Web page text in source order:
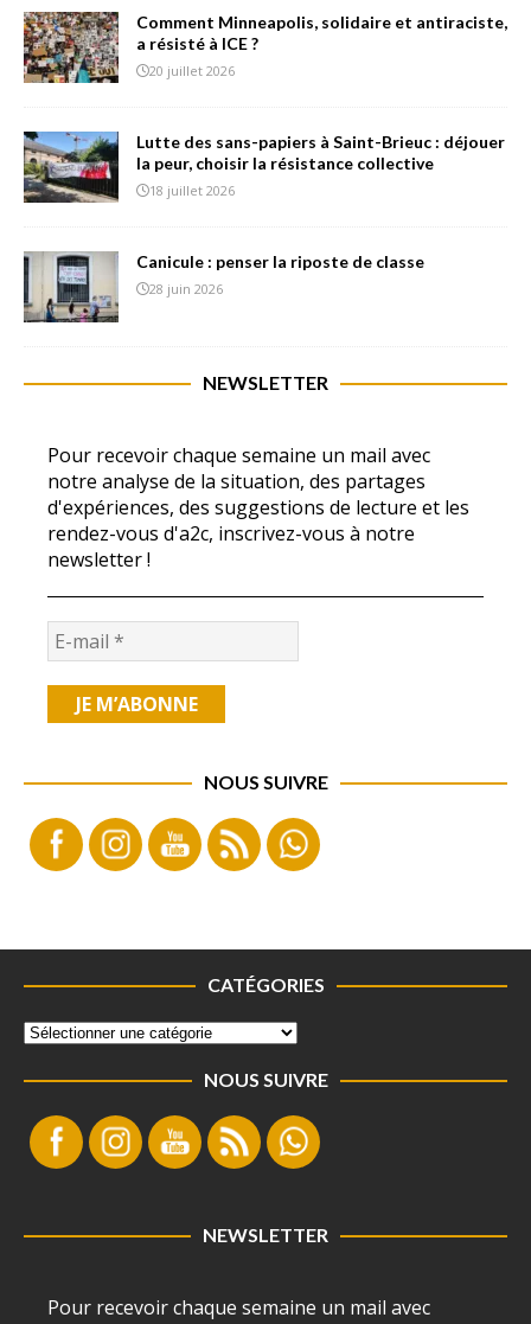
Comment Minneapolis, solidaire et antiraciste,
a résisté à ICE ?
20 juillet 2026
Lutte des sans-papiers à Saint-Brieuc : déjouer
la peur, choisir la résistance collective
18 juillet 2026
Canicule : penser la riposte de classe
28 juin 2026
NEWSLETTER
Pour recevoir chaque semaine un mail avec
notre analyse de la situation, des partages
d'expériences, des suggestions de lecture et les
rendez-vous d'a2c, inscrivez-vous à notre
newsletter !
NOUS SUIVRE
CATÉGORIES
NOUS SUIVRE
NEWSLETTER
Pour recevoir chaque semaine un mail avec